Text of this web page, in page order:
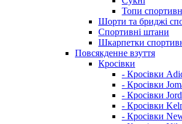
Топи
Шорти та бриджі
Спортивні штани
Шкарпетки
Повсякденне взуття
Кросівки
- Кросівки
- Кросівки
- Кросівки
- Кросівки
- Кросівки